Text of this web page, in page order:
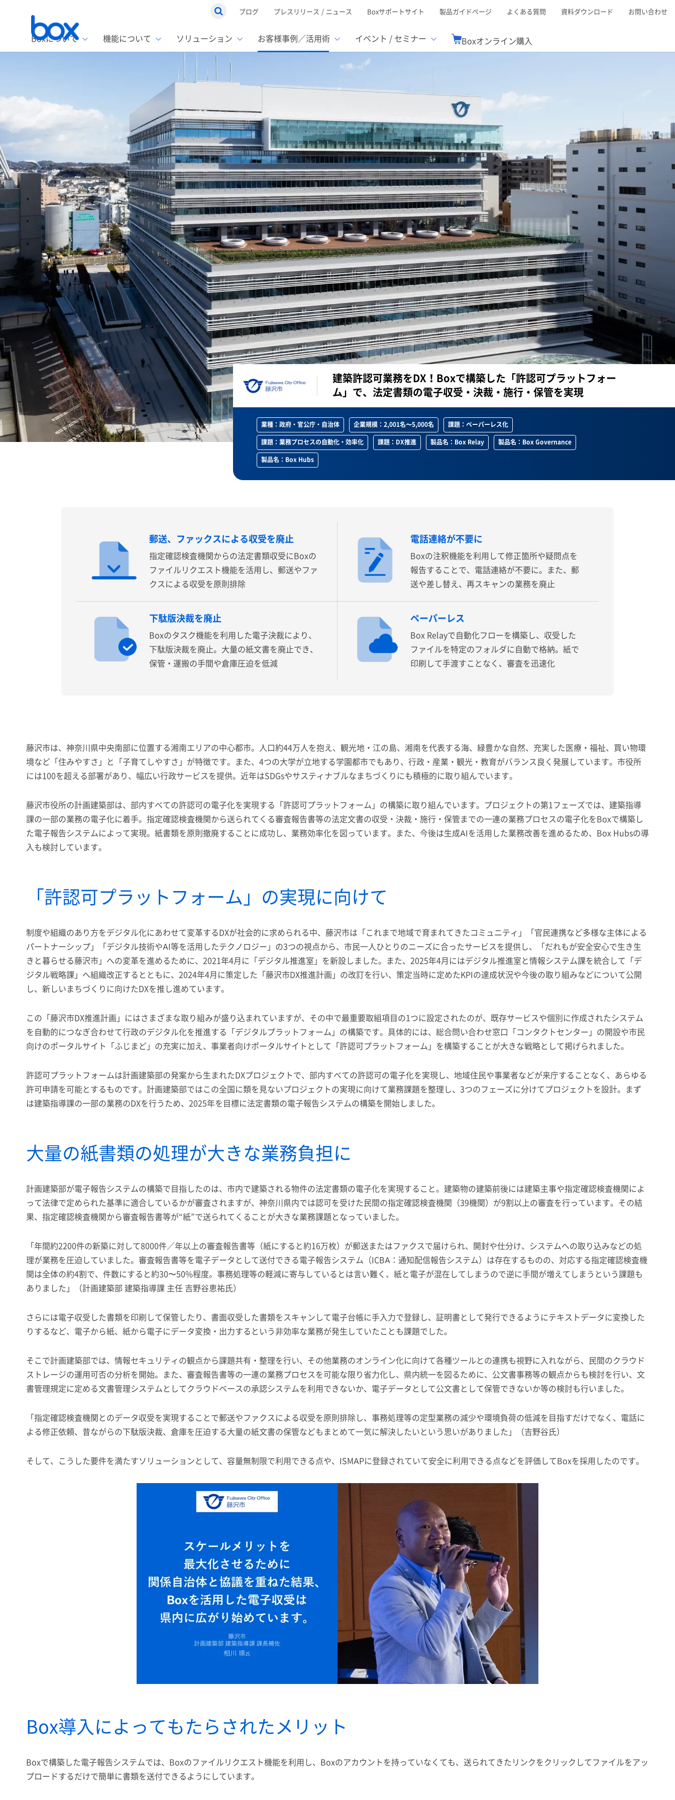
ブログ プレスリリース / ニュース Boxサポートサイト 製品ガイドページ よくある質問 資料ダウンロード お問い合わせ
Boxについて
Boxとは
ストレージ容量無制限
リモートワーク対応
コスト削減
安全なファイル共有
AIエージェントの活用
業務の自動化
Boxの価格
Box製品セミナー
外部からの評価
機能について
Boxの機能TOP
Box Enterprise
Advanced
Box Extract
Box Apps
Box Doc Gen
Box Forms
Box Sign
Box Automate
Box Shield
Box Governance
Microsoft連携
Google連携
Salesforce連携
kintone連携
エコソリューション
集
ソリューション
ソリューション
課題別
ファイルサーバー容量ひっ迫
情報の脱サイロ化
情シスの運用負担軽減
ペーパーレス化
DXの推進
脱PPAP
ランサムウェア対策
会議の効率化
情報漏洩の防止
AIの活用
BJCCコミュニティ
（次世代のシステムを考えるコミュニティ）
お客様事例／活用術
お客様活用事例
1名〜500名
501名〜2,000名
2,001名〜5,000名
5,001名〜
クラウドストレージ
新しい働き方
リモートワーク
イベント / セミナー
製品セミナーTOP
Boxオンライン購入
建築許認可業務をDX！Boxで構築した「許認可プラットフォー
ム」で、法定書類の電子収受・決裁・施行・保管を実現
業種：政府・官公庁・自治体 企業規模：2,001名〜5,000名 課題：ペーパーレス化
課題：業務プロセスの自動化・効率化 課題：DX推進 製品名：Box Relay 製品名：Box Governance
製品名：Box Hubs
郵送、ファックスによる収受を廃止
指定確認検査機関からの法定書類収受にBoxの
ファイルリクエスト機能を活用し、郵送やファ
クスによる収受を原則排除
電話連絡が不要に
Boxの注釈機能を利用して修正箇所や疑問点を
報告することで、電話連絡が不要に。また、郵
送や差し替え、再スキャンの業務を廃止
下駄版決裁を廃止
Boxのタスク機能を利用した電子決裁により、
下駄版決裁を廃止。大量の紙文書を廃止でき、
保管・運搬の手間や倉庫圧迫を低減
ペーパーレス
Box Relayで自動化フローを構築し、収受した
ファイルを特定のフォルダに自動で格納。紙で
印刷して手渡すことなく、審査を迅速化
藤沢市は、神奈川県中央南部に位置する湘南エリアの中心都市。人口約44万人を抱え、観光地・江の島、湘南を代表する海、緑豊かな自然、充実した医療・福祉、買い物環
境など「住みやすさ」と「子育てしやすさ」が特徴です。また、4つの大学が立地する学園都市でもあり、行政・産業・観光・教育がバランス良く発展しています。市役所
には100を超える部署があり、幅広い行政サービスを提供。近年はSDGsやサスティナブルなまちづくりにも積極的に取り組んでいます。
藤沢市役所の計画建築部は、部内すべての許認可の電子化を実現する「許認可プラットフォーム」の構築に取り組んでいます。プロジェクトの第1フェーズでは、建築指導
課の一部の業務の電子化に着手。指定確認検査機関から送られてくる審査報告書等の法定文書の収受・決裁・施行・保管までの一連の業務プロセスの電子化をBoxで構築し
た電子報告システムによって実現。紙書類を原則撤廃することに成功し、業務効率化を図っています。また、今後は生成AIを活用した業務改善を進めるため、Box Hubsの導
入も検討しています。
「許認可プラットフォーム」の実現に向けて
制度や組織のあり方をデジタル化にあわせて変革するDXが社会的に求められる中、藤沢市は「これまで地域で育まれてきたコミュニティ」「官民連携など多様な主体による
パートナーシップ」「デジタル技術やAI等を活用したテクノロジー」の3つの視点から、市民一人ひとりのニーズに合ったサービスを提供し、「だれもが安全安心で生き生
きと暮らせる藤沢市」への変革を進めるために、2021年4月に「デジタル推進室」を新設しました。また、2025年4月にはデジタル推進室と情報システム課を統合して「デ
ジタル戦略課」へ組織改正するとともに、2024年4月に策定した「藤沢市DX推進計画」の改訂を行い、策定当時に定めたKPIの達成状況や今後の取り組みなどについて公開
し、新しいまちづくりに向けたDXを推し進めています。
この「藤沢市DX推進計画」にはさまざまな取り組みが盛り込まれていますが、その中で最重要取組項目の1つに設定されたのが、既存サービスや個別に作成されたシステム
を自動的につなぎ合わせて行政のデジタル化を推進する「デジタルプラットフォーム」の構築です。具体的には、総合問い合わせ窓口「コンタクトセンター」の開設や市民
向けのポータルサイト「ふじまど」の充実に加え、事業者向けポータルサイトとして「許認可プラットフォーム」を構築することが大きな戦略として掲げられました。
許認可プラットフォームは計画建築部の発案から生まれたDXプロジェクトで、部内すべての許認可の電子化を実現し、地域住民や事業者などが来庁することなく、あらゆる
許可申請を可能とするものです。計画建築部ではこの全国に類を見ないプロジェクトの実現に向けて業務課題を整理し、3つのフェーズに分けてプロジェクトを設計。まず
は建築指導課の一部の業務のDXを行うため、2025年を目標に法定書類の電子報告システムの構築を開始しました。
大量の紙書類の処理が大きな業務負担に
計画建築部が電子報告システムの構築で目指したのは、市内で建築される物件の法定書類の電子化を実現すること。建築物の建築前後には建築主事や指定確認検査機関によ
って法律で定められた基準に適合しているかが審査されますが、神奈川県内では認可を受けた民間の指定確認検査機関（39機関）が9割以上の審査を行っています。その結
果、指定確認検査機関から審査報告書等が“紙”で送られてくることが大きな業務課題となっていました。
「年間約2200件の新築に対して8000件／年以上の審査報告書等（紙にすると約16万枚）が郵送またはファクスで届けられ、開封や仕分け、システムへの取り込みなどの処
理が業務を圧迫していました。審査報告書等を電子データとして送付できる電子報告システム（ICBA：通知配信報告システム）は存在するものの、対応する指定確認検査機
関は全体の約4割で、件数にすると約30〜50%程度。事務処理等の軽減に寄与しているとは言い難く、紙と電子が混在してしまうので逆に手間が増えてしまうという課題も
ありました」（計画建築部 建築指導課 主任 吉野谷恵祐氏）
さらには電子収受した書類を印刷して保管したり、書面収受した書類をスキャンして電子台帳に手入力で登録し、証明書として発行できるようにテキストデータに変換した
りするなど、電子から紙、紙から電子にデータ変換・出力するという非効率な業務が発生していたことも課題でした。
そこで計画建築部では、情報セキュリティの観点から課題共有・整理を行い、その他業務のオンライン化に向けて各種ツールとの連携も視野に入れながら、民間のクラウド
ストレージの運用可否の分析を開始。また、審査報告書等の一連の業務プロセスを可能な限り省力化し、県内統一を図るために、公文書事務等の観点からも検討を行い、文
書管理規定に定める文書管理システムとしてクラウドベースの承認システムを利用できないか、電子データとして公文書として保管できないか等の検討も行いました。
「指定確認検査機関とのデータ収受を実現することで郵送やファクスによる収受を原則排除し、事務処理等の定型業務の減少や環境負荷の低減を目指すだけでなく、電話に
よる修正依頼、昔ながらの下駄版決裁、倉庫を圧迫する大量の紙文書の保管などもまとめて一気に解決したいという思いがありました」（吉野谷氏）
そして、こうした要件を満たすソリューションとして、容量無制限で利用できる点や、ISMAPに登録されていて安全に利用できる点などを評価してBoxを採用したのです。
Box導入によってもたらされたメリット
Boxで構築した電子報告システムでは、Boxのファイルリクエスト機能を利用し、Boxのアカウントを持っていなくても、送られてきたリンクをクリックしてファイルをアッ
プロードするだけで簡単に書類を送付できるようにしています。